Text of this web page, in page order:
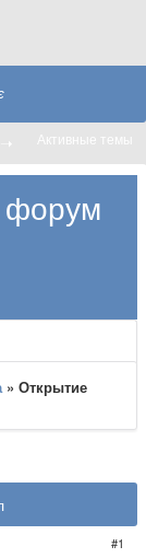
форум
➝ Активные темы
»Открытие
1